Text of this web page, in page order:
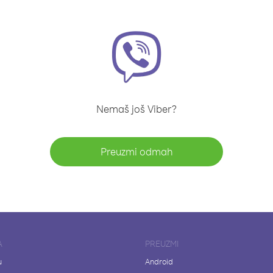
Nemaš još Viber?
Preuzmi odmah
PREUZMI
Android